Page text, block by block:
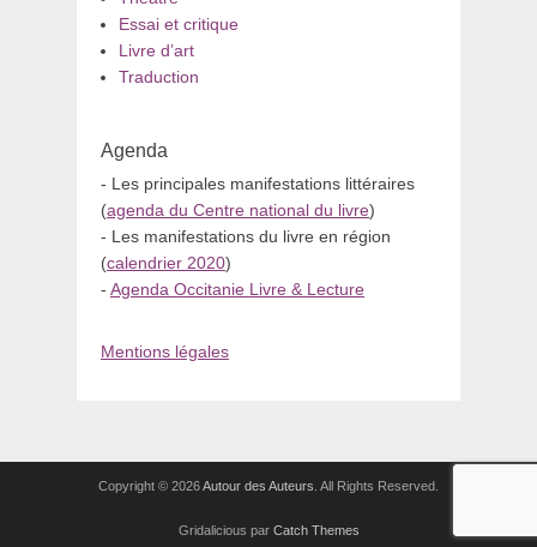
Essai et critique
Livre d’art
Traduction
Agenda
- Les principales manifestations littéraires
(agenda du Centre national du livre)
- Les manifestations du livre en région
(calendrier 2020)
- Agenda Occitanie Livre & Lecture
Mentions légales
Copyright © 2026Autour des Auteurs . All Rights Reserved.
Gridalicious par Catch Themes